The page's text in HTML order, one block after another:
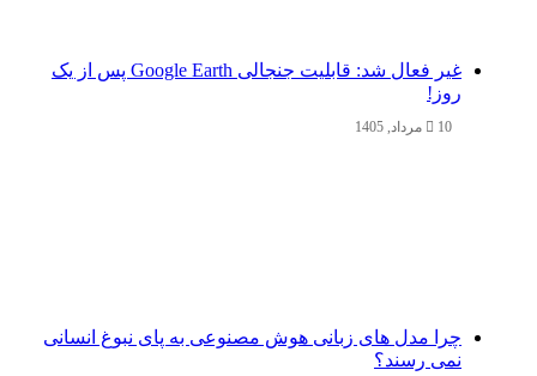
غیر فعال شد: قابلیت جنجالی Google Earth پس از یک
روز!
10 مرداد, 1405
چرا مدل‌ های زبانی هوش مصنوعی به پای نبوغ انسانی
نمی‌ رسند؟